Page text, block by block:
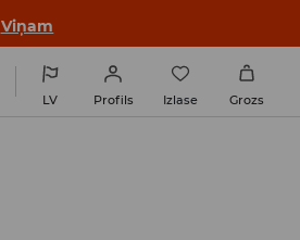
Viņam
LV Profils Izlase Grozs